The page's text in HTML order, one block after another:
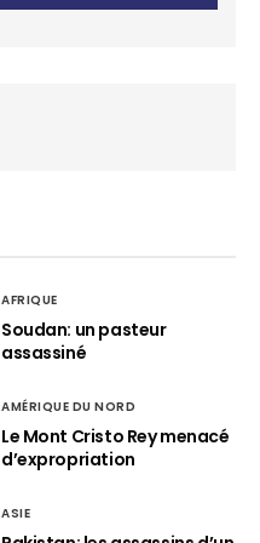
AFRIQUE
Soudan: un pasteur
assassiné
AMÉRIQUE DU NORD
Le Mont Cristo Rey menacé
d’expropriation
ASIE